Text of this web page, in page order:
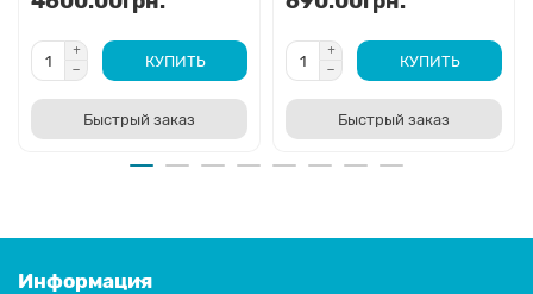
КУПИТЬ
Быстрый заказ
КУПИТЬ
Быстрый заказ
Информация